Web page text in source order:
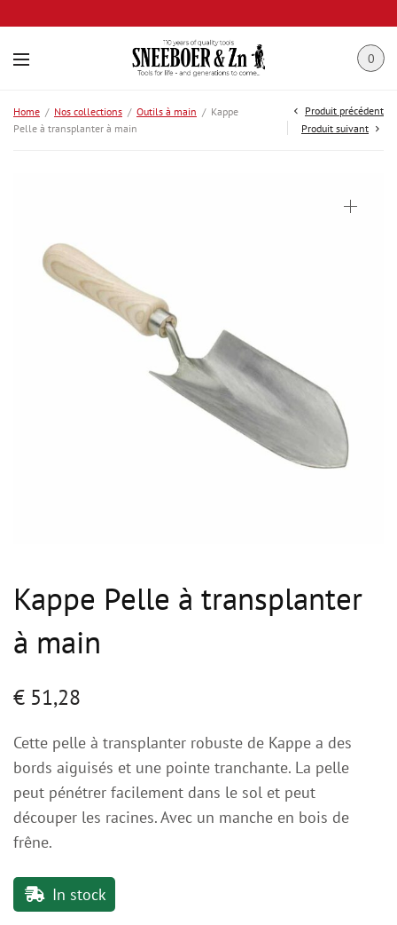
0
Home / Nos collections / Outils à main / Kappe
Pelle à transplanter à main
Produit précédent
Produit suivant
Kappe Pelle à transplanter
à main
€ 51,28
Cette pelle à transplanter robuste de Kappe a des
bords aiguisés et une pointe tranchante. La pelle
peut pénétrer facilement dans le sol et peut
découper les racines. Avec un manche en bois de
frêne.
In stock